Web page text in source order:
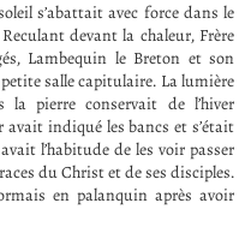
s’abattait avec force dans le
devant la chaleur, Frère
Lambequin le Breton et son
salle capitulaire. La lumière
pierre conservait de l’hiver
indiqué les bancs et s’était
l’habitude de les voir passer
du Christ et de ses disciples.
en palanquin après avoir